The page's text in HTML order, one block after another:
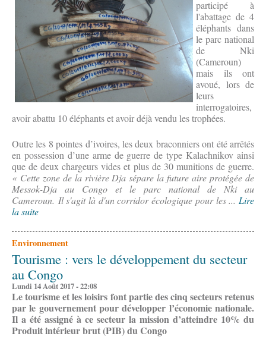
participé à
l'abattage de 4
éléphants dans
le parc national
de Nki
(Cameroun)
mais ils ont
avoué, lors de
leurs
interrogatoires,
avoir abattu 10 éléphants et avoir déjà vendu les trophées.
Outre les 8 pointes d’ivoires, les deux braconniers ont été arrêtés
en possession d’une arme de guerre de type Kalachnikov ainsi
que de deux chargeurs vides et plus de 30 munitions de guerre.
« Cette zone de la rivière Dja sépare la future aire protégée de
Messok-Dja au Congo et le parc national de Nki au
Cameroun. Il s'agit là d'un corridor écologique pour les ... Lire
la suite
Environnement
Tourisme : vers le développement du secteur
au Congo
Lundi 14 Août 2017 - 22:08
Le tourisme et les loisirs font partie des cinq secteurs retenus
par le gouvernement pour développer l’économie nationale.
Il a été assigné à ce secteur la mission d’atteindre 10% du
Produit intérieur brut (PIB) du Congo